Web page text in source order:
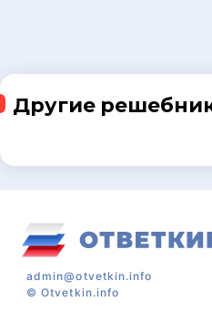
Другие
admin@otvetkin.info
©Otvetkin.info